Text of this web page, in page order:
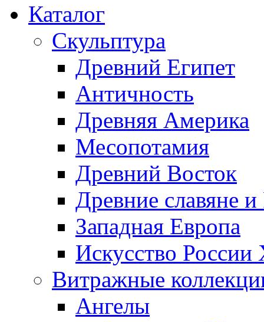
Каталог
Скульптура
Древний Египет
Античность
Древняя Америка
Месопотамия
Древний Восток
Древние славяне и
Западная Европа
Искусство
Витражные
Ангелы